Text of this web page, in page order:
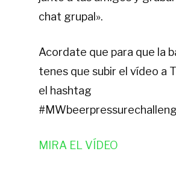
chat grupal».
Acordate que para que la
tenes que subir el vídeo a
el hashtag
MIRA EL VÍDEO